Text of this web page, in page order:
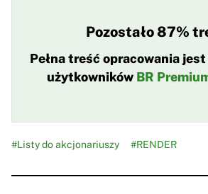
Pozostało 87%
Pełna treść opracowania
użytkowników BR
#Listy do akcjonariuszy #RENDER